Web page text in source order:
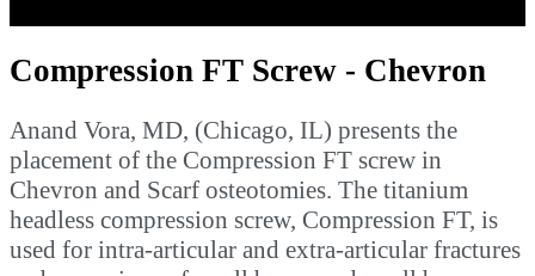
Video
Compression FT Screw - Chevron
Anand Vora, MD, (Chicago, IL) presents the
placement of the Compression FT screw in
Chevron and Scarf osteotomies. The titanium
headless compression screw, Compression FT, is
used for intra-articular and extra-articular fractures